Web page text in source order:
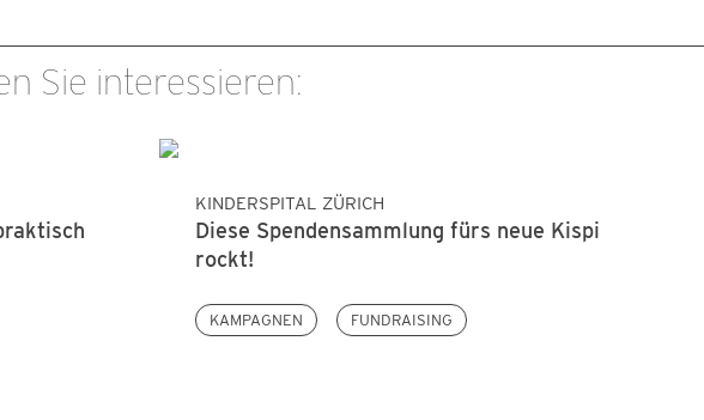
Sie interessieren:
KINDERSPITAL ZÜRICH
Diese Spendensammlung fürs neue Kispi
rockt!
KAMPAGNEN FUNDRAISING